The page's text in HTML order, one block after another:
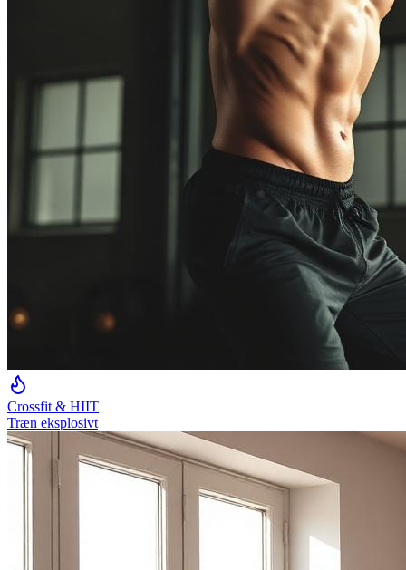
Crossfit & HIIT
Træn eksplosivt